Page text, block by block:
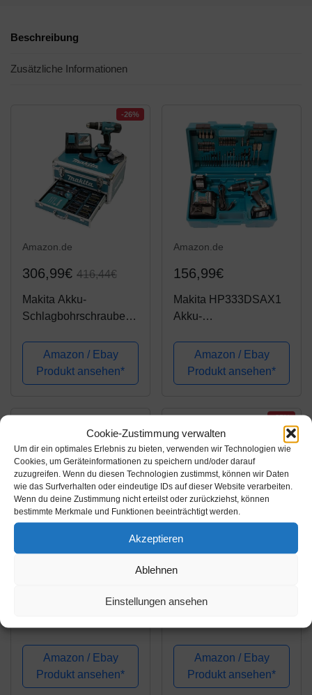
Cookie-Zustimmung verwalten
Um dir ein optimales Erlebnis zu bieten, verwenden wir Technologien wie
Cookies, um Geräteinformationen zu speichern und/oder darauf
zuzugreifen. Wenn du diesen Technologien zustimmst, können wir Daten
wie das Surfverhalten oder eindeutige IDs auf dieser Website verarbeiten.
Wenn du deine Zustimmung nicht erteilst oder zurückziehst, können
bestimmte Merkmale und Funktionen beeinträchtigt werden.
Akzeptieren
Ablehnen
Einstellungen ansehen
Beschreibung
Zusätzliche Informationen
-26%
Amazon.de
306,99€ 416,44€
Makita Akku-
Schlagbohrschrauber 2
inkl. 96-tlg. Zubehörset
DHP453RFX2
Amazon / Ebay
Produkt ansehen*
Amazon.de
156,99€
Makita HP333DSAX1
Akku-
12 V max. / 2,0 Ah, 2
Akkus + Ladegerät in
Transportkoffer
Amazon / Ebay
Produkt ansehen*
Makita DHP485Z
Ladegerät), 18 V,
Schwarz, Blau
Amazon / Ebay
Produkt ansehen*
-35%
115,95€
DHP484Z Akku-
ohne Ladegerät)
Amazon / Ebay
Produkt ansehen*